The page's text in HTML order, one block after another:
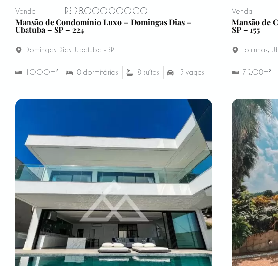
Venda R$ 28.000.000,00
Mansão de Condomínio Luxo – Domingas Dias –
Ubatuba – SP – 224
Domingas Dias, Ubatuba - SP
1.000m² 8 dormitórios 8 suítes 15 vagas
Venda
Mansão de
SP – 155
Toninhas,
712.08m²